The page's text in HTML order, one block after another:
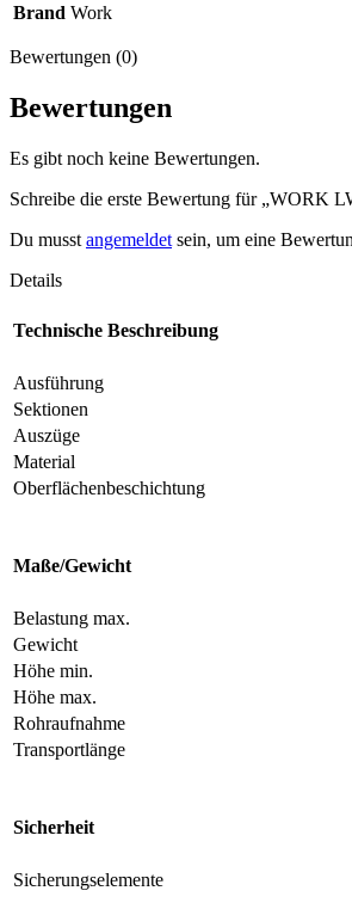
Brand Work
Bewertungen (0)
Bewertungen
Es gibt noch keine Bewertungen.
Schreibe die erste Bewertung für „WORK
Du musst angemeldet sein, um eine
Details
Technische Beschreibung
Ausführung
Sektionen
Auszüge
Material
Oberflächenbeschichtung
Maße/Gewicht
Belastung max.
Gewicht
Höhe min.
Höhe max.
Rohraufnahme
Transportlänge
Sicherheit
Sicherungselemente